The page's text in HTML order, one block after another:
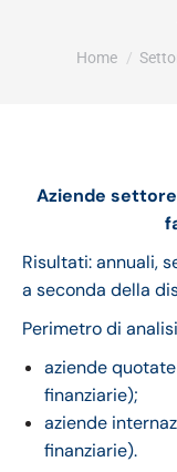
Tu sei qui:
Home
Aziende
Risultati: annuali,
a seconda della
Perimetro di
aziende
finanziarie);
aziende
finanziarie).